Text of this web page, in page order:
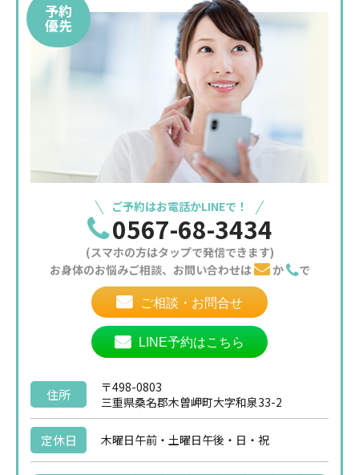
予約
優先
ご予約はお電話かLINEで！
0567-68-3434
(スマホの方はタップで発信できます)
お身体のお悩みご相談、お問い合わせは
か で
ご相談・お問合せ
LINE予約はこちら
住所
〒498-0803
三重県桑名郡木曽岬町大字和泉33-2
定休日 木曜日午前・土曜日午後・日・祝